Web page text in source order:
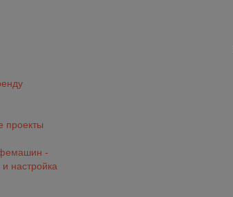
проекты
-
настройка